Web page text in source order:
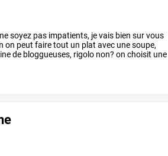
nesoyez pas impatients, jevais bien survous
on peut fairetout un plat avec unesoupe,
de bloggueuses, rigolo non? on choisit une